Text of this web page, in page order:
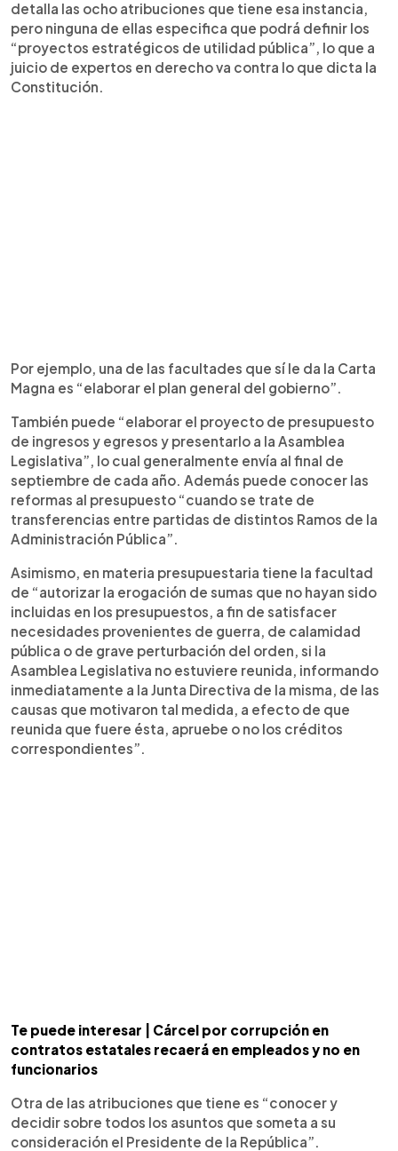
detalla las ocho atribuciones que tiene esa instancia,
pero ninguna de ellas especifica que podrá definir los
“proyectos estratégicos de utilidad pública”, lo que a
juicio de expertos en derecho va contra lo que dicta la
Constitución.
Por ejemplo, una de las facultades que sí le da la Carta
Magna es “elaborar el plan general del gobierno”.
También puede “elaborar el proyecto de presupuesto
de ingresos y egresos y presentarlo a la Asamblea
Legislativa”, lo cual generalmente envía al final de
septiembre de cada año. Además puede conocer las
reformas al presupuesto “cuando se trate de
transferencias entre partidas de distintos Ramos de la
Administración Pública”.
Asimismo, en materia presupuestaria tiene la facultad
de “autorizar la erogación de sumas que no hayan sido
incluidas en los presupuestos, a fin de satisfacer
necesidades provenientes de guerra, de calamidad
pública o de grave perturbación del orden, si la
Asamblea Legislativa no estuviere reunida, informando
inmediatamente a la Junta Directiva de la misma, de las
causas que motivaron tal medida, a efecto de que
reunida que fuere ésta, apruebe o no los créditos
correspondientes”.
Te puede interesar | Cárcel por corrupción en
contratos estatales recaerá en empleados y no en
funcionarios
Otra de las atribuciones que tiene es “conocer y
decidir sobre todos los asuntos que someta a su
consideración el Presidente de la República”.